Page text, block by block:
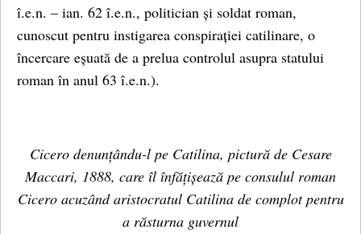
î.e.n. – ian. 62 î.e.n., politician și soldat roman,
cunoscut pentru instigarea conspirației catilinare, o
încercare eșuată de a prelua controlul asupra statului
roman în anul 63 î.e.n.).
Cicero denunțându-l pe Catilina, pictură de Cesare
Maccari, 1888, care îl înfățișează pe consulul roman
Cicero acuzând aristocratul Catilina de complot pentru
a răsturna guvernul